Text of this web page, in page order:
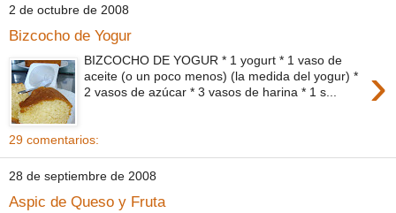
2 de octubre de 2008
Bizcocho de Yogur
›
BIZCOCHO DE YOGUR * 1 yogurt * 1 vaso de
aceite (o un poco menos) (la medida del yogur) *
2 vasos de azúcar * 3 vasos de harina * 1 s...
29 comentarios:
28 de septiembre de 2008
Aspic de Queso y Fruta